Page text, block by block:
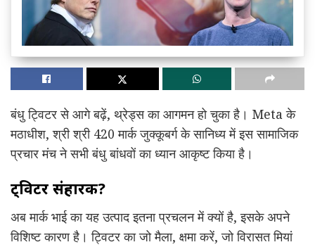
बंधु ट्विटर से आगे बढ़ें, थ्रेड्स का आगमन हो चुका है। Meta के
मठाधीश, श्री श्री 420 मार्क जुक्कूबर्ग के सानिध्य में इस सामाजिक
प्रचार मंच ने सभी बंधु बांधवों का ध्यान आकृष्ट किया है।
ट्विटर संहारक?
अब मार्क भाई का यह उत्पाद इतना प्रचलन में क्यों है, इसके अपने
विशिष्ट कारण है। ट्विटर का जो मैला, क्षमा करें, जो विरासत मियां